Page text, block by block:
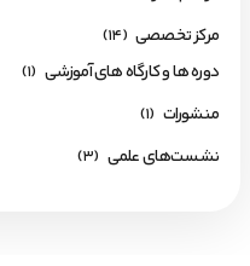
مرکز تخصصی (14)
دوره ها و کارگاه های آموزشی (1)
منشورات (1)
نشست‌های علمی (3)